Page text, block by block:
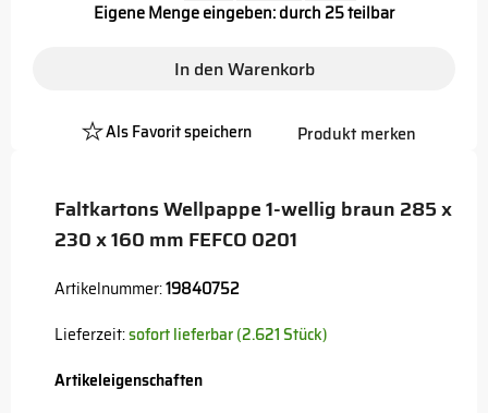
Faltkartons Wellpappe 1-wellig braun 285 x
230 x 160 mm FEFCO 0201
Artikelnummer:19840752
Lieferzeit:sofort lieferbar (2.621 Stück)
Artikeleigenschaften
Eigene Menge eingeben: durch 25 teilbar
In den Warenkorb
Als Favorit speichern
Platzhalter
Produkt merken